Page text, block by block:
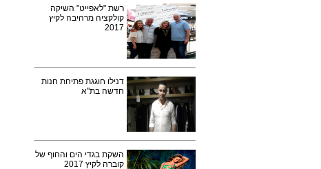
רשת "לאפייט" השיקה
קולקציה מרהיבה לקיץ
2017
דנילו חוגגת פתיחת חנות
חדשה בת"א
השקת בגדי הים והחוף של
קוברה לקיץ 2017